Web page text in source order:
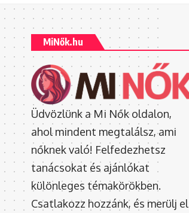
MiNők.hu
Üdvözlünk a Mi Nők oldalon,
ahol mindent megtalálsz, ami
nőknek való! Felfedezhetsz
tanácsokat és ajánlókat
különleges témakörökben.
Csatlakozz hozzánk, és merülj el